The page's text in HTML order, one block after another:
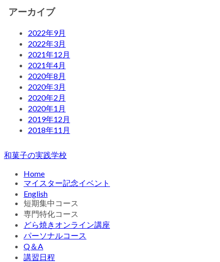
アーカイブ
2022年9月
2022年3月
2021年12月
2021年4月
2020年8月
2020年3月
2020年2月
2020年1月
2019年12月
2018年11月
和菓子の実践学校
Home
マイスター記念イベント
English
短期集中コース
専門特化コース
どら焼きオンライン講座
パーソナルコース
Q＆A
講習日程